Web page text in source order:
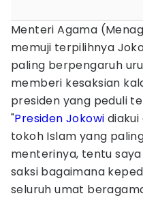
Menteri Agama
memuji terpilihnya
paling berpengaruh
memberi kesaksian
presiden yang peduli
"Presiden Jokowi diakui
tokoh Islam yang
menterinya, tentu
saksi bagaimana
seluruh umat